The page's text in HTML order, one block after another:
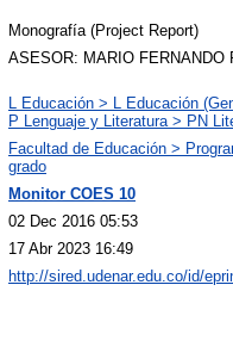
Monografía (Project Report)
ASESOR: MARIO FERNANDO
L Educación > L Educación
P Lenguaje y Literatura > PN
Facultad de Educación >
grado
Monitor COES 10
02 Dec 2016 05:53
17 Abr 2023 16:49
http://sired.udenar.edu.co/id/